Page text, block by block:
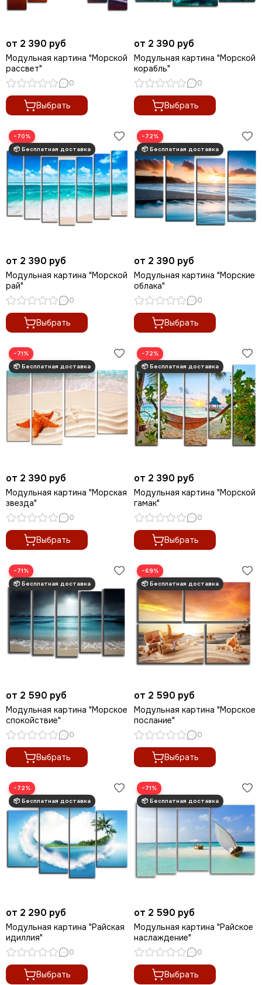
от 2 390 руб
Модульная картина "Морской
рассвет"
0
Выбрать
от 2 390 руб
Модульная картина "Морской
корабль"
0
Выбрать
−70%
от 2 390 руб
Модульная картина "Морской
рай"
0
Выбрать
−72%
от 2 390 руб
Модульная картина "Морские
облака"
0
Выбрать
−71%
от 2 390 руб
Модульная картина "Морская
звезда"
0
Выбрать
−72%
от 2 390 руб
Модульная картина "Морской
гамак"
0
Выбрать
−71%
от 2 590 руб
Модульная картина "Морское
спокойствие"
0
Выбрать
−69%
от 2 590 руб
Модульная картина "Морское
послание"
0
Выбрать
−72%
от 2 290 руб
Модульная картина "Райская
идиллия"
0
Выбрать
−71%
от 2 590 руб
Модульная картина "Райское
наслаждение"
0
Выбрать